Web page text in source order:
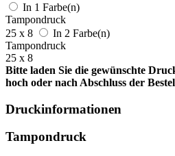
In 1 Farbe(n)
Tampondruck
25 x 8
In 2 Farbe(n)
Tampondruck
25 x 8
Bitte laden Sie die gewünschte
hoch oder nach Abschluss der
Druckinformationen
Tampondruck